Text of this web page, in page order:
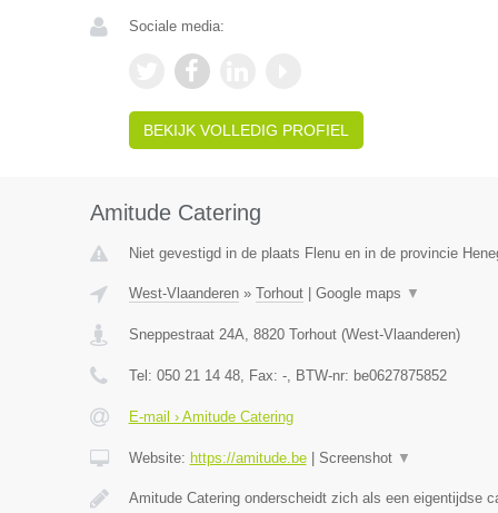
Sociale media:
BEKIJK VOLLEDIG PROFIEL
Amitude Catering
Niet gevestigd in de plaats Flenu en in de provincie
West-Vlaanderen» Torhout| Google maps ▼
Sneppestraat 24A, 8820 Torhout(West-Vlaanderen)
Tel: 050 21 14 48, Fax: -, BTW-nr: be0627875852
E-mail › Amitude Catering
Website: https://amitude.be| Screenshot ▼
Amitude Catering onderscheidt zich als een eigentijdse